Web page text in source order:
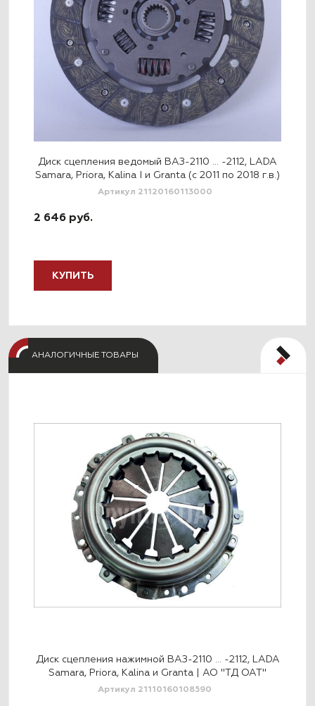
Диск сцепления ведомый ВАЗ-2110 … -2112, LADA
Samara, Priora, Kalina I и Granta (с 2011 по 2018 г.в.)
Артикул 21120160113000
2 646 руб.
КУПИТЬ
АНАЛОГИЧНЫЕ ТОВАРЫ
Диск сцепления нажимной ВАЗ-2110 … -2112, LADA
Samara, Priora, Kalina и Granta | АО "ТД ОАТ"
Артикул 21110160108590